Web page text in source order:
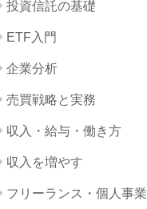
投資信託の基礎
ETF入門
企業分析
売買戦略と実務
収入・給与・働き方
収入を増やす
フリーランス・個人事業